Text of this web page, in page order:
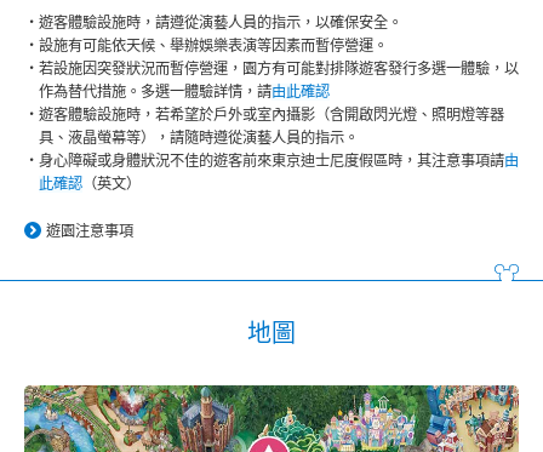
遊客體驗設施時，請遵從演藝人員的指示，以確保安全。
設施有可能依天候、舉辦娛樂表演等因素而暫停營運。
若設施因突發狀況而暫停營運，園方有可能對排隊遊客發行多選一體驗，以
作為替代措施。多選一體驗詳情，請由此確認
遊客體驗設施時，若希望於戶外或室內攝影（含開啟閃光燈、照明燈等器
具、液晶螢幕等），請隨時遵從演藝人員的指示。
身心障礙或身體狀況不佳的遊客前來東京迪士尼度假區時，其注意事項請由
此確認 （英文）
遊園注意事項
地圖